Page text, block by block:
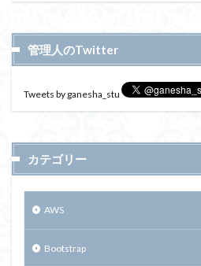
管理人のTwitter
Tweets by ganesha_stu
カテゴリー
AWS
Bootstrap